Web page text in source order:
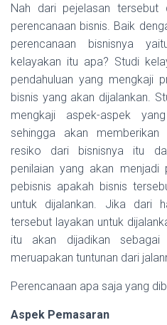
Nah dari pejelasan tersebut
perencanaan bisnis. Baik
perencanaan bisnisnya
kelayakan itu apa? Studi
pendahuluan yang mengkaji
bisnis yang akan dijalankan.
mengkaji aspek-aspek
sehingga akan
resiko dari bisnisnya itu
penilaian yang akan menjadi
pebisnis apakah bisnis
untuk dijalankan. Jika dari
tersebut layakan untuk
itu akan dijadikan sebagai
meruapakan tuntunan dari
Perencanaan apa saja yang
Aspek Pemasaran